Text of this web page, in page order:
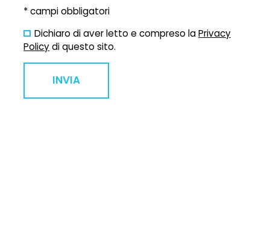
* campi obbligatori
Dichiaro di aver letto e compreso laPrivacy
Policydi questo sito.
INVIA